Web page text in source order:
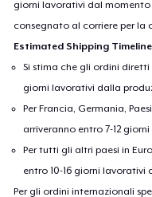
giorni lavorativi dal
consegnato al corriere per la
Estimated Shipping
Si stima che gli ordini diretti
giorni lavorativi dalla
Per Francia, Germania,
arriveranno entro 7-12
Per tutti gli altri paesi in
entro 10-16 giorni lavorativi
Per gli ordini internazionali